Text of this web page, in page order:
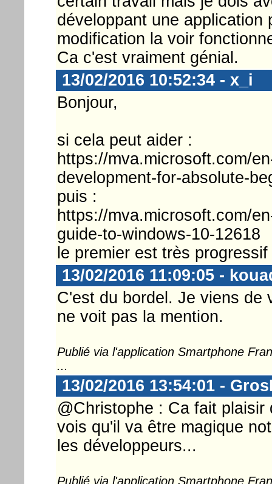
développant une application
modification la voir
Ca c'est vraiment génial.
13/02/2016 10:52:34 - x_i
Bonjour,
si cela peut aider :
https://mva.microsoft.com/
development-for-absolute-
puis :
https://mva.microsoft.com/
guide-to-windows-10-12618
le premier est très progressif
13/02/2016 11:09:05 -
C'est du bordel. Je viens de
ne voit pas la mention.
Publié via l'application Smartphone
...
13/02/2016 13:54:01 -
@Christophe : Ca fait
vois qu'il va être magique
les développeurs...
Publié via l'application Smartphone